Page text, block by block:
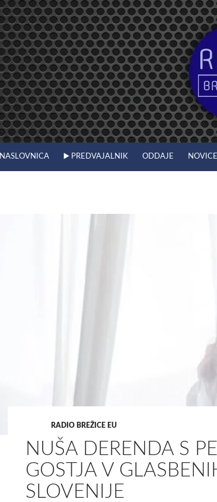
NASLOVNICA ▶️ PREDVAJALNIK ODDAJE
RADIO BREŽICE EU
NUŠA DERENDA S
GOSTJA V
SLOVENIJE